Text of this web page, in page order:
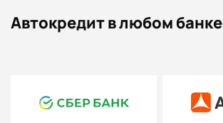
Автокредит в любом банке